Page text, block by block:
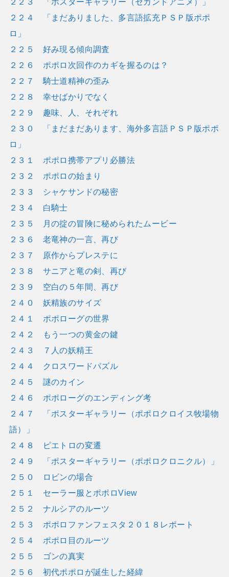
２２４ 「まだありました、多言語拡充ＰＳＰ版ポポ
ロ」
２２５ 好み現る傾向調査
２２６ ポポロ次回作のカギを握るのは？
２２７ 騎士道精神の歪み
２２８ 幸せばかりでなく
２２９ 趣味、人、それぞれ
２３０ 「まだまだあります、海外多言語ＰＳＰ版ポポ
ロ」
２３１ ポポロ携帯アプリ必勝法
２３２ ポポロの始まり
２３３ シャケサンドの秘密
２３４ 白騎士
２３５ 月の掟の冒険に秘められたムービー
２３６ 老竜神の一言、再び
２３７ 原作からプレステに
２３８ サニアと竜の剣、再び
２３９ 空白の５年間、再び
２４０ 妖精族のサイズ
２４１ ポポローグの世界
２４２ もう一つの黄金の鍵
２４３ ７人の妖精王
２４４ クロスワードパズル
２４５ 謎のカイン
２４６ ポポローグのエンディング考
２４７ 「ポスターギャラリー（ポポロクロイス牧場物
語）」
２４８ ピエトロの変遷
２４９ 「ポスターギャラリー（ポポロクロニクル）」
２５０ ロビンの場合
２５１ セーラー服とポポロView
２５２ ナルシアのルーツ
２５３ ポポロファンフェスタ２０１８レポート
２５４ ポポロ目のルーツ
２５５ ゴンの真実
２５６ 初代ポポロが誕生した経緯